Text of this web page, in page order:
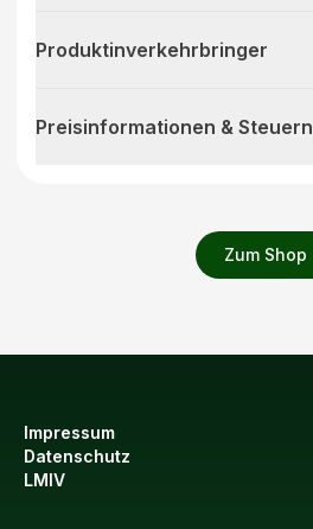
Zum Shop
Produktinverkehrbringer
Preisinformationen & Steuern
Impressum
Datenschutz
LMIV